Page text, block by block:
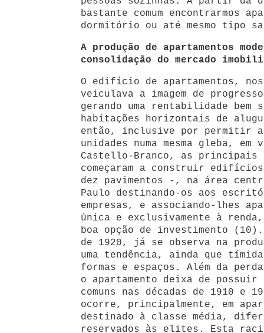
bastante comum encontrarmos
dormitório ou até mesmo tipo
A produção de apartamentos
consolidação do mercado
O edifício de apartamentos,
veiculava a imagem de
gerando uma rentabilidade bem
habitações horizontais de
então, inclusive por permitir a
unidades numa mesma gleba,
Castello-Branco, as principais
começaram a construir
dez pavimentos -, na área
Paulo destinando-os aos
empresas, e associando-lhes
única e exclusivamente à renda,
boa opção de investimento
de 1920, já se observa na
uma tendência, ainda que
formas e espaços. Além da
o apartamento deixa de possuir
comuns nas décadas de 1910 e
ocorre, principalmente, em
destinado à classe média,
reservados às elites. Esta